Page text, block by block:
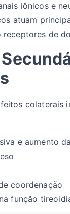
iônicos e
atuam
receptores de
colaterais
e aumento
coordenação
função